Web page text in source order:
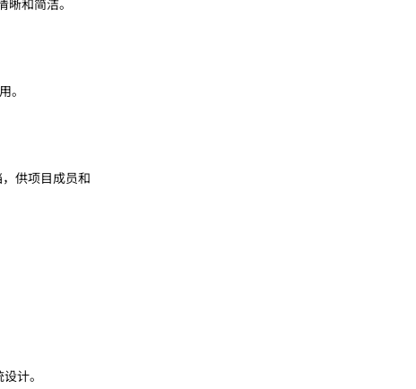
。
供项目成员和
计。